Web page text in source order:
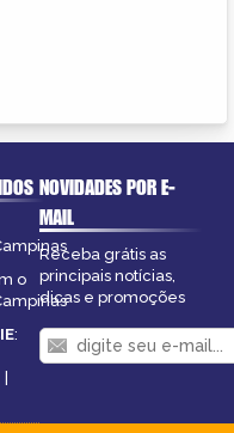
o
:
|
NOVIDADES POR E-
MAIL
Receba grátis as
principais notícias,
dicas e promoções